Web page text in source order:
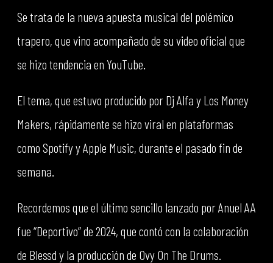
Se trata de la nueva apuesta musical del polémico
trapero, que vino acompañado de su video oficial que
se hizo tendencia en YouTube.
El tema, que estuvo producido por Dj Alfa y Los Money
Makers, rápidamente se hizo viral en plataformas
como Spotify y Apple Music, durante el pasado fin de
semana.
Recordemos que el último sencillo lanzado por Anuel AA
fue “Deportivo” de 2024, que contó con la colaboración
de Blessd y la producción de Ovy On The Drums.